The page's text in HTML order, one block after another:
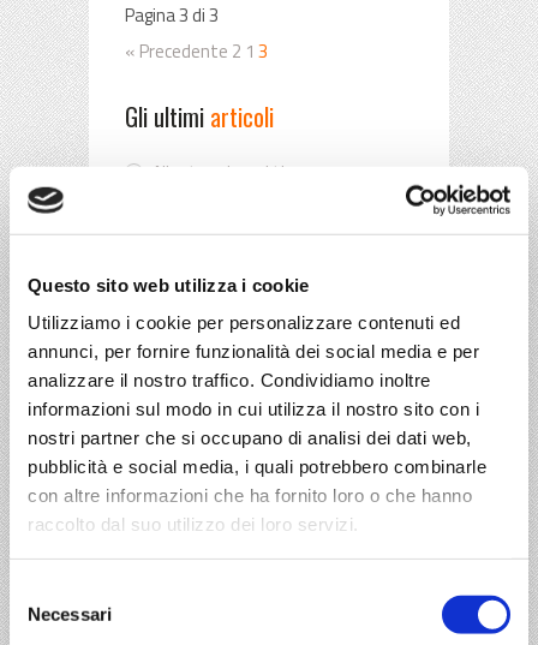
Questo sito web utilizza i cookie
Utilizziamo i cookie per personalizzare contenuti ed
annunci, per fornire funzionalità dei social media e per
analizzare il nostro traffico. Condividiamo inoltre
informazioni sul modo in cui utilizza il nostro sito con i
nostri partner che si occupano di analisi dei dati web,
pubblicità e social media, i quali potrebbero combinarle
con altre informazioni che ha fornito loro o che hanno
raccolto dal suo utilizzo dei loro servizi.
Selezione
delNecessari
Pagina 3 di 3
« Precedente 2 1 3
Gli ultimi articoli
Niente scioperi tir
IN FRANCIA
ACCISE
AVVISO IMPORTANTE
Blocco mezzi pesanti per
autotrasportatori anno 2013
In questo sito si parla di
trasporti
rally